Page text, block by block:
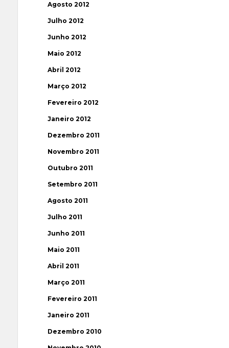
Agosto 2012
Julho 2012
Junho 2012
Maio 2012
Abril 2012
Março 2012
Fevereiro 2012
Janeiro 2012
Dezembro 2011
Novembro 2011
Outubro 2011
Setembro 2011
Agosto 2011
Julho 2011
Junho 2011
Maio 2011
Abril 2011
Março 2011
Fevereiro 2011
Janeiro 2011
Dezembro 2010